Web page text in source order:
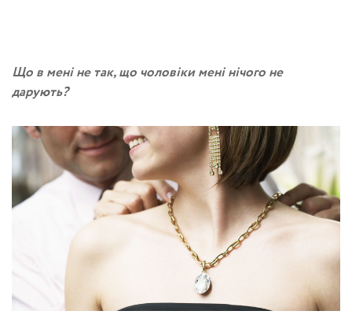
Що в мені не так, що чоловіки мені нічого не
дарують?